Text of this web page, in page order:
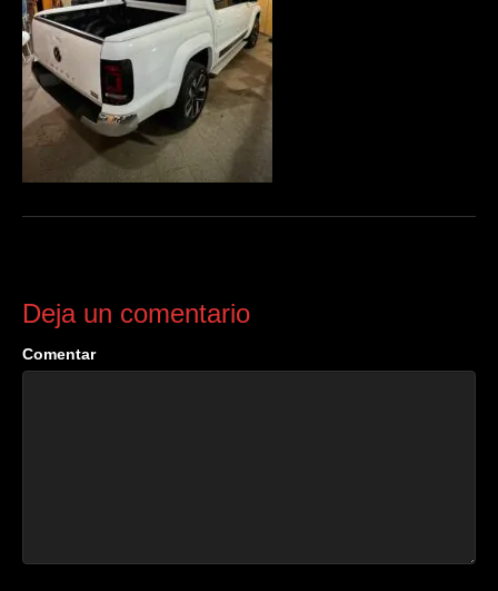
Deja un comentario
Comentar